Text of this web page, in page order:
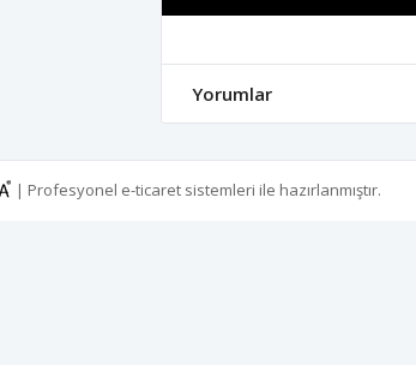
Yorumlar
| Profesyonel e-ticaret sistemleri ile hazırlanmıştır.